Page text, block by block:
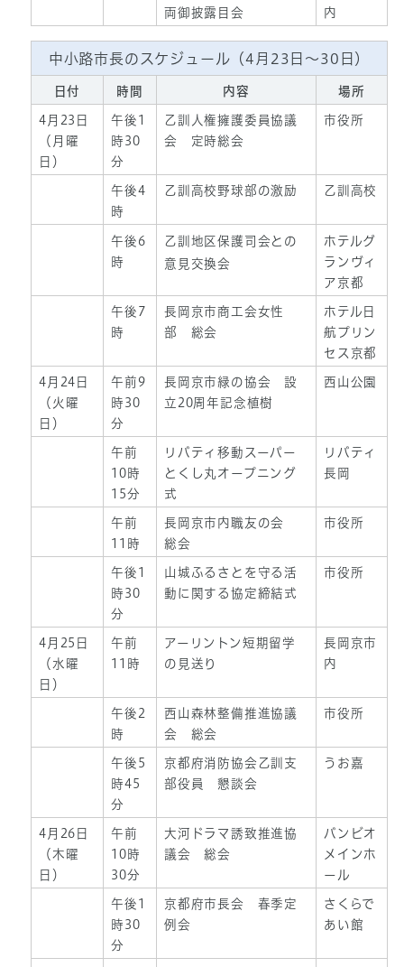
両御披露目会
内
中小路市長のスケジュール（4月23日～30日）
日付 時間 内容 場所
4月23日
（月曜
日）
午後1
時30
分
乙訓人権擁護委員協議
会 定時総会
市役所
午後4
時
乙訓高校野球部の激励 乙訓高校
午後6
時
乙訓地区保護司会との
意見交換会
ホテルグ
ランヴィ
ア京都
午後7
時
長岡京市商工会女性
部 総会
ホテル日
航プリン
セス京都
4月24日
（火曜
日）
午前9
時30
分
長岡京市緑の協会 設
立20周年記念植樹
西山公園
午前
10時
15分
リバティ移動スーパー
とくし丸オープニング
式
リバティ
長岡
午前
11時
長岡京市内職友の会
総会
市役所
午後1
時30
分
山城ふるさとを守る活
動に関する協定締結式
市役所
4月25日
（水曜
日）
午前
11時
アーリントン短期留学
の見送り
長岡京市
内
午後2
時
西山森林整備推進協議
会 総会
市役所
午後5
時45
分
京都府消防協会乙訓支
部役員 懇談会
うお嘉
4月26日
（木曜
日）
午前
10時
30分
大河ドラマ誘致推進協
議会 総会
バンビオ
メインホ
ール
午後1
時30
分
京都府市長会 春季定
例会
さくらで
あい館